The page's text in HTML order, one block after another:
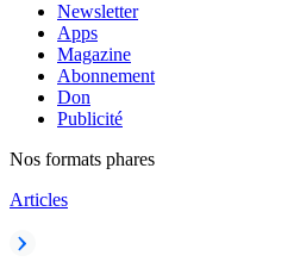
Newsletter
Apps
Magazine
Abonnement
Don
Publicité
Nos formats phares
Articles